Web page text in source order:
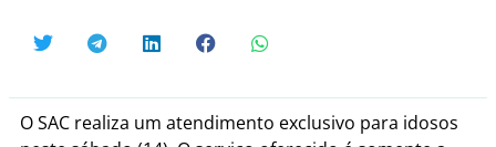
O SAC realiza um atendimento exclusivo para idosos